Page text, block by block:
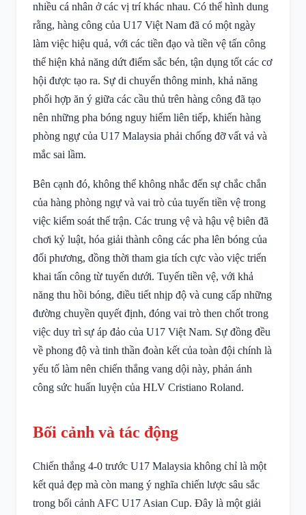
nhiều cá nhân ở các vị trí khác nhau. Có thể hình dung
rằng, hàng công của U17 Việt Nam đã có một ngày
làm việc hiệu quả, với các tiền đạo và tiền vệ tấn công
thể hiện khả năng dứt điểm sắc bén, tận dụng tốt các cơ
hội được tạo ra. Sự di chuyển thông minh, khả năng
phối hợp ăn ý giữa các cầu thủ trên hàng công đã tạo
nên những pha bóng nguy hiểm liên tiếp, khiến hàng
phòng ngự của U17 Malaysia phải chống đỡ vất vả và
mắc sai lầm.
Bên cạnh đó, không thể không nhắc đến sự chắc chắn
của hàng phòng ngự và vai trò của tuyến tiền vệ trong
việc kiểm soát thế trận. Các trung vệ và hậu vệ biên đã
chơi kỷ luật, hóa giải thành công các pha lên bóng của
đối phương, đồng thời tham gia tích cực vào việc triển
khai tấn công từ tuyến dưới. Tuyến tiền vệ, với khả
năng thu hồi bóng, điều tiết nhịp độ và cung cấp những
đường chuyền quyết định, đóng vai trò then chốt trong
việc duy trì sự áp đảo của U17 Việt Nam. Sự đồng đều
về phong độ và tinh thần đoàn kết của toàn đội chính là
yếu tố làm nên chiến thắng vang dội này, phản ánh
công sức huấn luyện của HLV Cristiano Roland.
Bối cảnh và tác động
Chiến thắng 4-0 trước U17 Malaysia không chỉ là một
kết quả đẹp mà còn mang ý nghĩa chiến lược sâu sắc
trong bối cảnh AFC U17 Asian Cup. Đây là một giải